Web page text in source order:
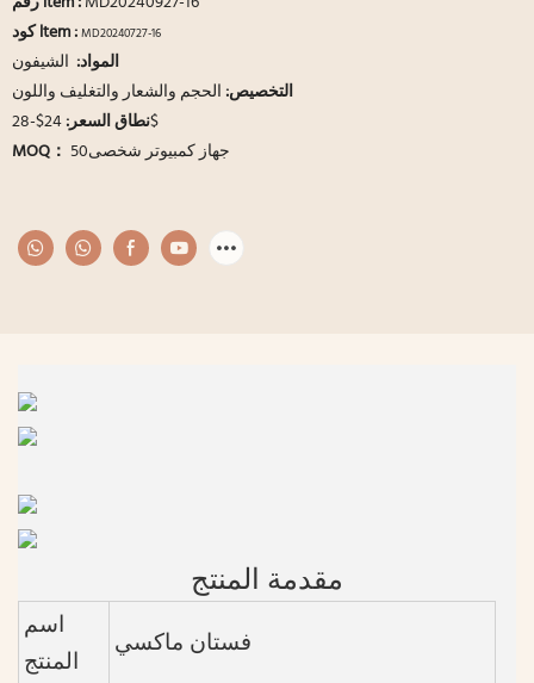
كود ltem :MD20240727-16
المواد: الشيفون
التخصيص: الحجم والشعار والتغليف واللون
نطاق السعر:24$-28$
MOQ：
جهاز كمبيوتر شخصى50
مقدمة المنتج
اسم
المنتج
فستان ماكسي